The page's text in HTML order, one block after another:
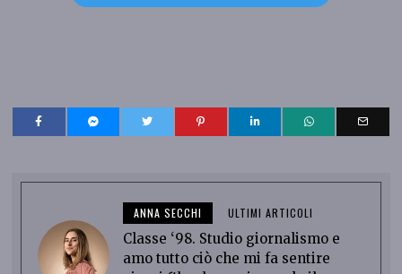
ANNA SECCHI ULTIMI ARTICOLI
Classe ‘98. Studio giornalismo e
amo tutto ciò che mi fa sentire